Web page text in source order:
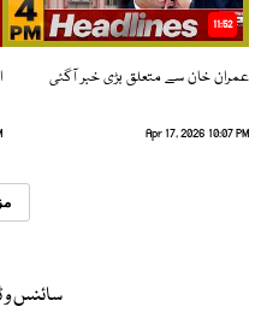
11:52
عمران خان سے متعلق بڑی خبر آگئی
Apr 17, 2026 10:07 PM
سائنس و